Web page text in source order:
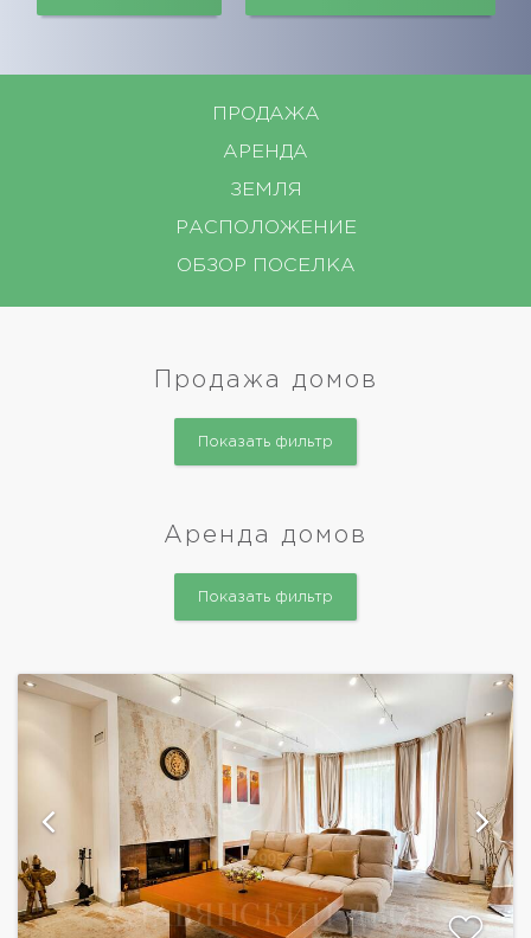
ПРОДАЖА
АРЕНДА
ЗЕМЛЯ
РАСПОЛОЖЕНИЕ
ОБЗОР ПОСЕЛКА
Продажа домов
Показать фильтр
Аренда домов
Показать фильтр